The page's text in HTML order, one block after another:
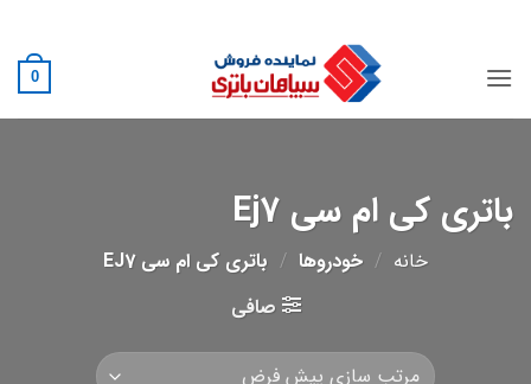
content
0
باتری کی ام سی Ej7
خانه / خودروها / باتری کی ام سی EJ7
صافی